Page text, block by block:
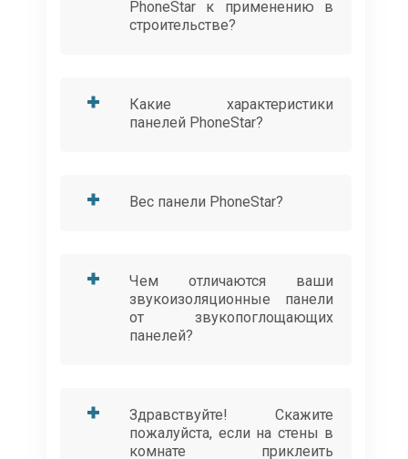
PhoneStar к применению в
строительстве?
Какие характеристики
панелей PhoneStar?
Вес панели PhoneStar?
Чем отличаются ваши
звукоизоляционные панели
от звукопоглощающих
панелей?
Здравствуйте! Скажите
пожалуйста, если на стены в
комнате приклеить